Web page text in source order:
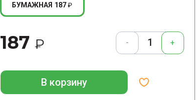
БУМАЖНАЯ 187₽
187 ₽ - +
В корзину